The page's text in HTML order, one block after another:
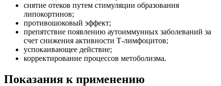
снятие отеков путем стимуляции образования
липокортинов;
противошоковый эффект;
препятствие появлению аутоиммунных заболеваний за
счет снижения активности Т-лимфоцитов;
успокаивающее действие;
корректирование процессов метоболизма.
Показания к применению